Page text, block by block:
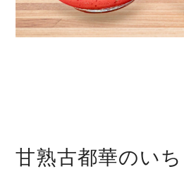
甘熟古都華のい